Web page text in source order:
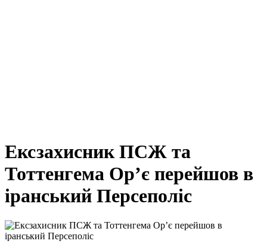
Ексзахисник ПСЖ та
Тоттенгема Ор’є перейшов в
іранський Персеполіс